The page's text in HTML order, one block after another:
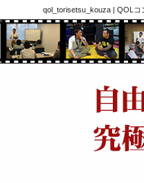
qol_torisetsu_kouza | QOL